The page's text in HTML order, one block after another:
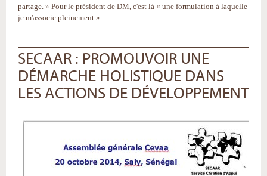
partage. » Pour le président de DM, c'est là « une formulation à laquelle
je m'associe pleinement ».
SECAAR : PROMOUVOIR UNE
DÉMARCHE HOLISTIQUE DANS
LES ACTIONS DE DÉVELOPPEMENT